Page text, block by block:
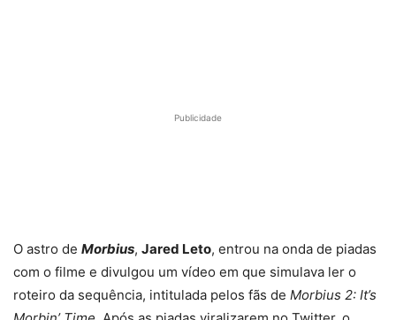
Publicidade
O astro de Morbius, Jared Leto, entrou na onda de piadas
com o filme e divulgou um vídeo em que simulava ler o
roteiro da sequência, intitulada pelos fãs de Morbius 2: It’s